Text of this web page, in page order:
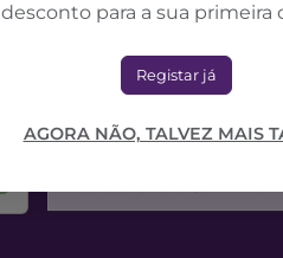
desconto para a sua primeira
Registar já
AGORA NÃO, TALVEZ MAIS
NUXE
Nuxe Nuxuriance Ultra
Creme Dia Alfa 3R
71,42€